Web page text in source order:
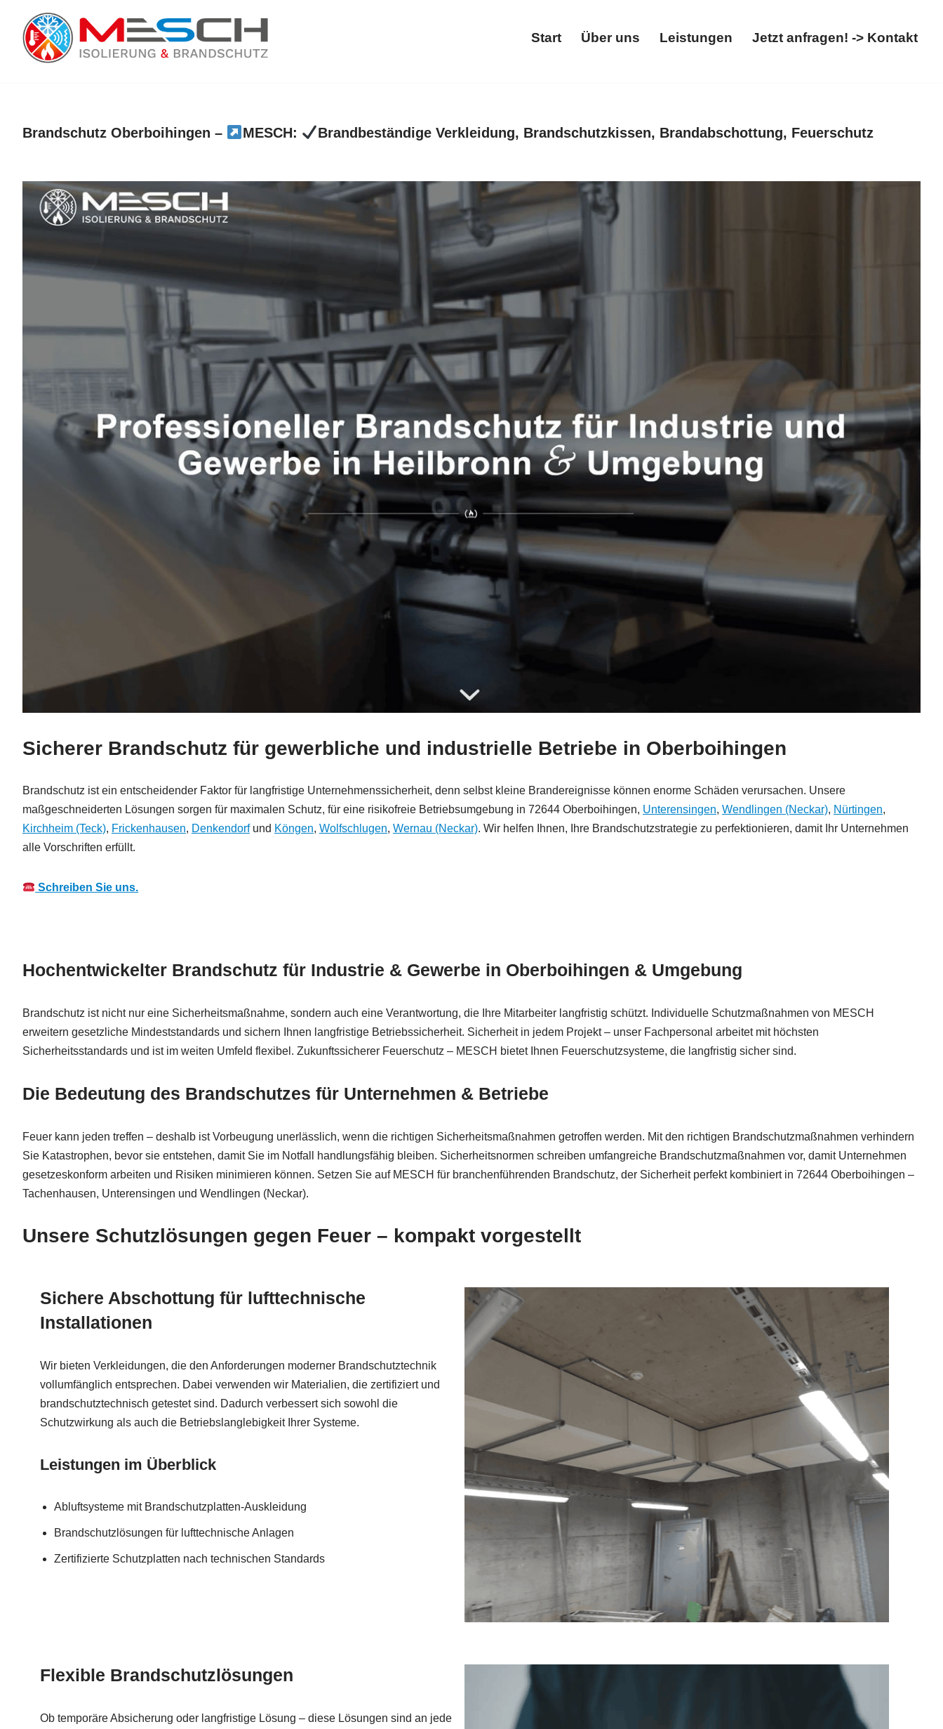
Zum
Inhalt
Start Über uns Leistungen Jetzt anfragen! -> Kontakt
Brandschutz Oberboihingen – MESCH: Brandbeständige Verkleidung, Brandschutzkissen, Brandabschottung, Feuerschutz
Sicherer Brandschutz für gewerbliche und industrielle Betriebe in Oberboihingen
Brandschutz ist ein entscheidender Faktor für langfristige Unternehmenssicherheit, denn selbst kleine Brandereignisse können enorme Schäden verursachen. Unsere
maßgeschneiderten Lösungen sorgen für maximalen Schutz, für eine risikofreie Betriebsumgebung in 72644 Oberboihingen, Unterensingen, Wendlingen (Neckar), Nürtingen,
Kirchheim (Teck), Frickenhausen, Denkendorfund Köngen, Wolfschlugen, Wernau (Neckar). Wir helfen Ihnen, Ihre Brandschutzstrategie zu perfektionieren, damit Ihr Unternehmen
alle Vorschriften erfüllt.
Schreiben Sie uns.
Hochentwickelter Brandschutz für Industrie & Gewerbe in Oberboihingen & Umgebung
Brandschutz ist nicht nur eine Sicherheitsmaßnahme, sondern auch eine Verantwortung, die Ihre Mitarbeiter langfristig schützt. Individuelle Schutzmaßnahmen von MESCH
erweitern gesetzliche Mindeststandards und sichern Ihnen langfristige Betriebssicherheit. Sicherheit in jedem Projekt – unser Fachpersonal arbeitet mit höchsten
Sicherheitsstandards und ist im weiten Umfeld flexibel. Zukunftssicherer Feuerschutz – MESCH bietet Ihnen Feuerschutzsysteme, die langfristig sicher sind.
Die Bedeutung des Brandschutzes für Unternehmen & Betriebe
Feuer kann jeden treffen – deshalb ist Vorbeugung unerlässlich, wenn die richtigen Sicherheitsmaßnahmen getroffen werden. Mit den richtigen Brandschutzmaßnahmen verhindern
Sie Katastrophen, bevor sie entstehen, damit Sie im Notfall handlungsfähig bleiben. Sicherheitsnormen schreiben umfangreiche Brandschutzmaßnahmen vor, damit Unternehmen
gesetzeskonform arbeiten und Risiken minimieren können. Setzen Sie auf MESCH für branchenführenden Brandschutz, der Sicherheit perfekt kombiniert in 72644 Oberboihingen –
Tachenhausen, Unterensingen und Wendlingen (Neckar).
Unsere Schutzlösungen gegen Feuer – kompakt vorgestellt
Sichere Abschottung für lufttechnische
Installationen
Wir bieten Verkleidungen, die den Anforderungen moderner Brandschutztechnik
vollumfänglich entsprechen. Dabei verwenden wir Materialien, die zertifiziert und
brandschutztechnisch getestet sind. Dadurch verbessert sich sowohl die
Schutzwirkung als auch die Betriebslanglebigkeit Ihrer Systeme.
Leistungen im Überblick
Abluftsysteme mit Brandschutzplatten-Auskleidung
Brandschutzlösungen für lufttechnische Anlagen
Zertifizierte Schutzplatten nach technischen Standards
Flexible Brandschutzlösungen
Ob temporäre Absicherung oder langfristige Lösung – diese Lösungen sind an jede